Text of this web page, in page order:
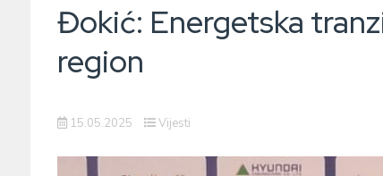
Đokić: Energetska
region
15.05.2025 Vijesti